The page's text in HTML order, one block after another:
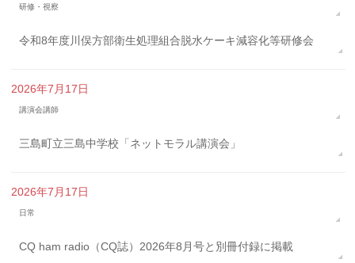
研修・視察
令和8年度川俣方部衛生処理組合脱水ケーキ減容化等研修会
2026年7月17日
講演会講師
三島町立三島中学校「ネットモラル講演会」
2026年7月17日
日常
CQ ham radio（CQ誌）2026年8月号と別冊付録に掲載